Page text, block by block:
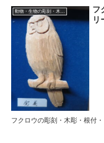
動物・生物の彫刻・木彫・レリーフ・根付・彫刻の彫り方
フ
リ
フクロウの彫刻・木彫・根付